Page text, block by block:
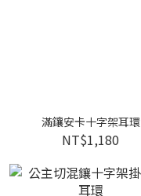
滿鑲安卡十字架耳環
NT$1,180